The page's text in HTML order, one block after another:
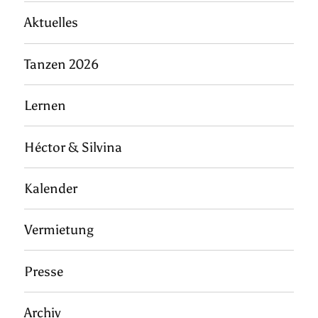
Aktuelles
Tanzen 2026
Lernen
Héctor & Silvina
Kalender
Vermietung
Presse
Archiv